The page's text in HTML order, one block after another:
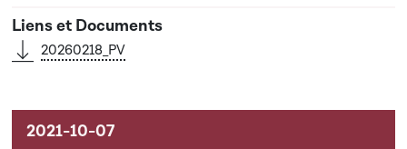
20260218_PV